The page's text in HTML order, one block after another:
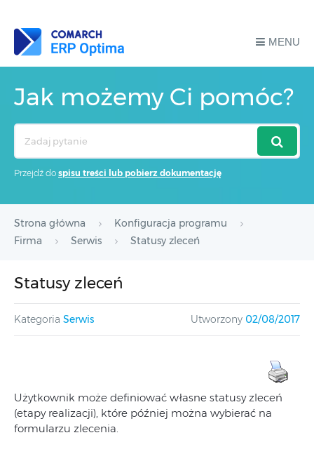
MENU
Jak możemy Ci pomóc?
Przejdź do spisu treści lub pobierz dokumentację
Strona główna
Konfiguracja programu
Firma
Serwis Statusy zleceń
Statusy zleceń
Kategoria Serwis Utworzony 02/08/2017
Użytkownik może definiować własne statusy zleceń
(etapy realizacji), które później można wybierać na
formularzu zlecenia.